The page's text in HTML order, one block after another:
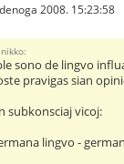
2008. 15:23:58
nikko:
sono de lingvo
pravigas sian
subkonsciaj vicoj:
lingvo -